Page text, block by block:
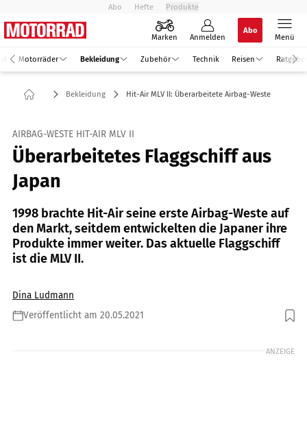
Abo Hefte Produkte
Marken Anmelden
Abo
Menü
Motorräder Bekleidung Zubehör Technik Reisen Ratgeber
Bekleidung Hit-Air MLV II: Überarbeitete Airbag-Weste
AIRBAG-WESTE HIT-AIR MLV II
Überarbeitetes Flaggschiff aus
Japan
1998 brachte Hit-Air seine erste Airbag-Weste auf
den Markt, seitdem entwickelten die Japaner ihre
Produkte immer weiter. Das aktuelle Flaggschiff
ist die MLV II.
Dina Ludmann
Veröffentlicht am 20.05.2021
Foto: Hit-Air
ANZEIGE